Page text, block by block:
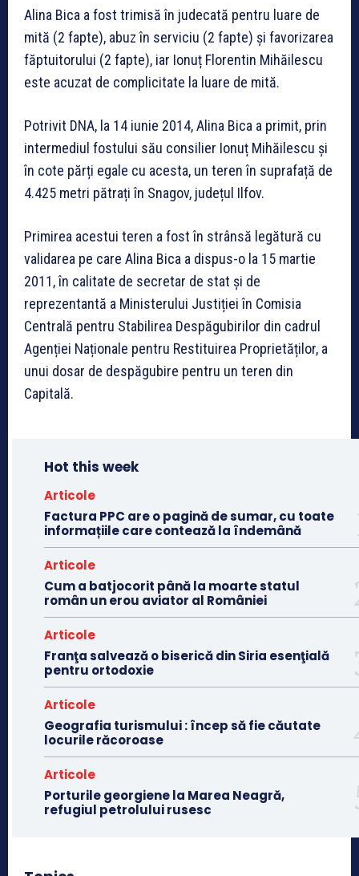
Alina Bica a fost trimisă în judecată pentru luare de
mită (2 fapte), abuz în serviciu (2 fapte) și favorizarea
făptuitorului (2 fapte), iar Ionuț Florentin Mihăilescu
este acuzat de complicitate la luare de mită.
Potrivit DNA, la 14 iunie 2014, Alina Bica a primit, prin
intermediul fostului său consilier Ionuț Mihăilescu și
în cote părți egale cu acesta, un teren în suprafață de
4.425 metri pătrați în Snagov, județul Ilfov.
Primirea acestui teren a fost în strânsă legătură cu
validarea pe care Alina Bica a dispus-o la 15 martie
2011, în calitate de secretar de stat și de
reprezentantă a Ministerului Justiției în Comisia
Centrală pentru Stabilirea Despăgubirilor din cadrul
Agenției Naționale pentru Restituirea Proprietăților, a
unui dosar de despăgubire pentru un teren din
Capitală.
Hot this week
Articole
Factura PPC are o pagină de sumar, cu toate
informațiile care contează la îndemână
Articole
Cum a batjocorit până la moarte statul
român un erou aviator al României
Articole
Franţa salvează o biserică din Siria esenţială
pentru ortodoxie
Articole
Geografia turismului : încep să fie căutate
locurile răcoroase
Articole
Porturile georgiene la Marea Neagră,
refugiul petrolului rusesc